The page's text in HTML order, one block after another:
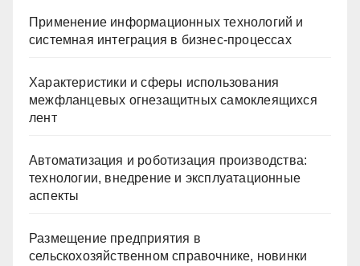
Применение информационных технологий и
системная интеграция в бизнес-процессах
Характеристики и сферы использования
межфланцевых огнезащитных самоклеящихся
лент
Автоматизация и роботизация производства:
технологии, внедрение и эксплуатационные
аспекты
Размещение предприятия в
сельскохозяйственном справочнике, новинки